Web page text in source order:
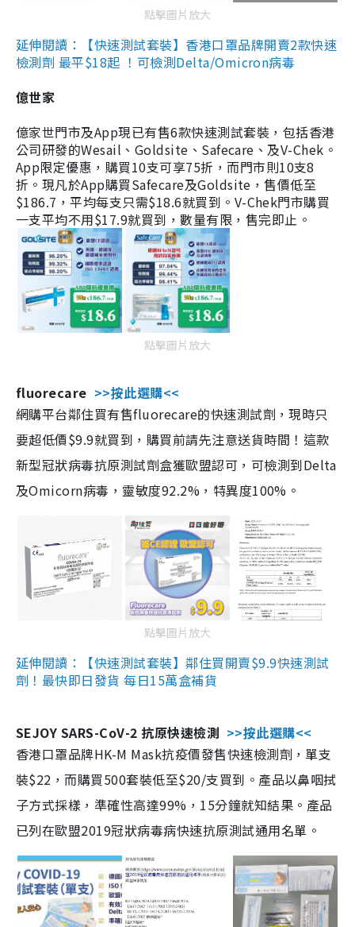
點擊圖片放大
延伸閱讀：【快速測試套裝】香港口罩品牌開賣2款快速
檢測劑 最平$18起 ！可檢測Delta/Omicron病毒
億世家
億家世門市及App現已有售6款快速測試套裝，包括香港
公司研發的Wesail、Goldsite、Safecare、及V-Chek。
App限定優惠，購買10支可享75折，而門市則10支8
折。現凡於App購買Safecare及Goldsite，售價低至
$186.7，平均每支只需$18.6就買到。V-Chek門市購買
一支平均不用$17.9就買到，數量有限，售完即止。
點擊圖片放大
fluorecare >>按此選購<<
網購平台鄰住買有售fluorecare的快速測試劑，現時只
要超低價$9.9就買到，購買前請先注意送貨時間！這款
新型冠狀病毒抗原測試劑盒獲歐盟認可，可檢測到Delta
及Omicorn病毒，靈敏度92.2%，特異度100%。
點擊圖片放大
延伸閱讀：【快速測試套裝】鄰住買開賣$9.9快速測試
劑！最快即日發貨 每日15萬盒補貨
SEJOY SARS-CoV-2 抗原快速檢測 >>按此選購<<
香港口罩品牌HK-M Mask抗疫價發售快速檢測劑，單支
裝$22，而購買500套裝低至$20/支買到。產品以鼻咽拭
子方式採樣，準確性高達99%，15分鐘就知結果。產品
已列在歐盟2019冠狀病毒病快速抗原測試通用名單。